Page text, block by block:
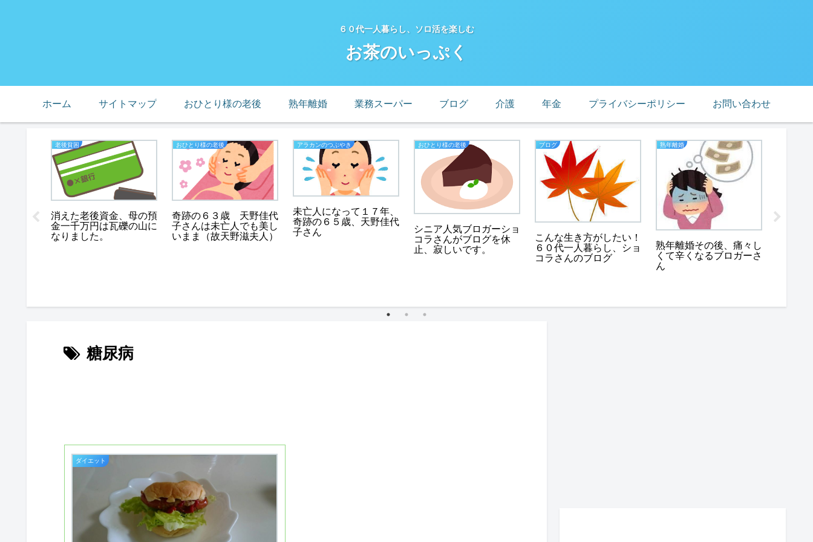
６０代一人暮らし、ソロ活を楽しむ
お茶のいっぷく
ホーム サイトマップ おひとり様の老後 熟年離婚 業務スーパー ブログ 介護 年金 プライバシーポリシー お問い合わせ
老後貧困
消えた老後資金、母の預
金一千万円は瓦礫の山に
なりました。
おひとり様の老後
奇跡の６３歳 天野佳代
子さんは未亡人でも美し
いまま（故天野滋夫人）
アラカンのつぶやき
未亡人になって１７年、
奇跡の６５歳、天野佳代
子さん
おひとり様の老後
シニア人気ブロガーショ
コラさんがブログを休
止、寂しいです。
ブログ
こんな生き方がしたい！
６０代一人暮らし、ショ
コラさんのブログ
熟年離婚
熟年離婚その後、痛々し
くて辛くなるブロガーさ
ん
糖尿病
ダイエット